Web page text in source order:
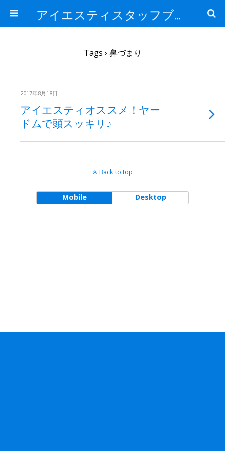
アイエスティスタッフブログ
Tags › 鼻づまり
2017年8月18日
アイエスティオススメ！ヤー
ドムで頭スッキリ♪
Back to top
Mobile Desktop